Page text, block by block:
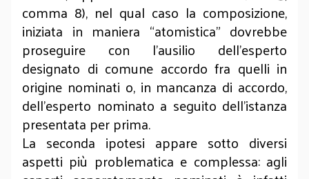
comma 8), nel qual caso la composizione,
iniziata in maniera “atomistica” dovrebbe
proseguire con l’ausilio dell’esperto
designato di comune accordo fra quelli in
origine nominati o, in mancanza di accordo,
dell’esperto nominato a seguito dell’istanza
presentata per prima.
La seconda ipotesi appare sotto diversi
aspetti più problematica e complessa: agli